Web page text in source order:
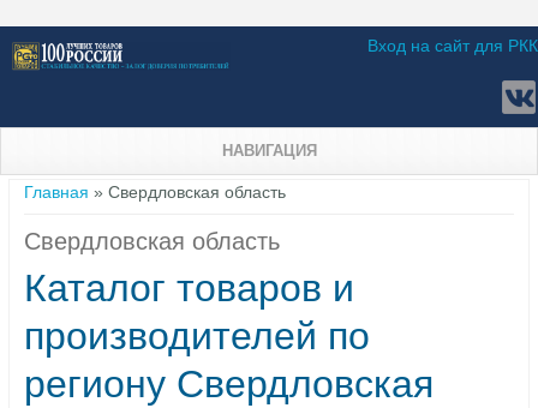
Вход на сайт для РКК
НАВИГАЦИЯ
Вы здесь
Главная » Свердловская область
Свердловская область
Каталог товаров и
производителей по
региону Свердловская